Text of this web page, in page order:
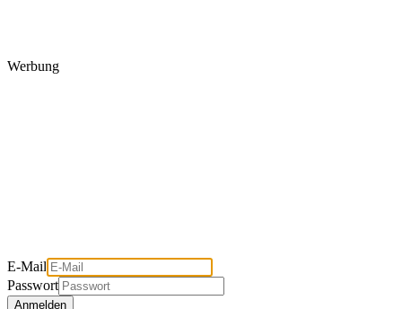
Werbung
E-Mail
Passwort
Anmelden